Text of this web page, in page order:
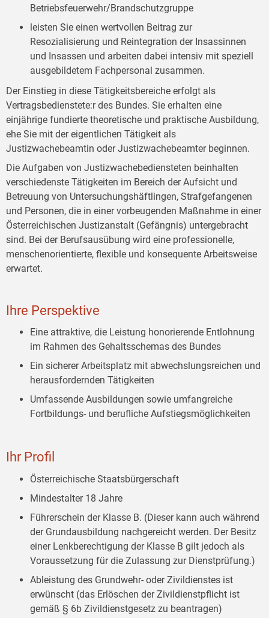
Betriebsfeuerwehr/Brandschutzgruppe
leisten Sie einen wertvollen Beitrag zur
Resozialisierung und Reintegration der Insassinnen
und Insassen und arbeiten dabei intensiv mit speziell
ausgebildetem Fachpersonal zusammen.
Der Einstieg in diese Tätigkeitsbereiche erfolgt als
Vertragsbedienstete:r des Bundes. Sie erhalten eine
einjährige fundierte theoretische und praktische Ausbildung,
ehe Sie mit der eigentlichen Tätigkeit als
Justizwachebeamtin oder Justizwachebeamter beginnen.
Die Aufgaben von Justizwachebediensteten beinhalten
verschiedenste Tätigkeiten im Bereich der Aufsicht und
Betreuung von Untersuchungshäftlingen, Strafgefangenen
und Personen, die in einer vorbeugenden Maßnahme in einer
Österreichischen Justizanstalt (Gefängnis) untergebracht
sind. Bei der Berufsausübung wird eine professionelle,
menschenorientierte, flexible und konsequente Arbeitsweise
erwartet.
Ihre Perspektive
Eine attraktive, die Leistung honorierende Entlohnung
im Rahmen des Gehaltsschemas des Bundes
Ein sicherer Arbeitsplatz mit abwechslungsreichen und
herausfordernden Tätigkeiten
Umfassende Ausbildungen sowie umfangreiche
Fortbildungs- und berufliche Aufstiegsmöglichkeiten
Ihr Profil
Österreichische Staatsbürgerschaft
Mindestalter 18 Jahre
Führerschein der Klasse B. (Dieser kann auch während
der Grundausbildung nachgereicht werden. Der Besitz
einer Lenkberechtigung der Klasse B gilt jedoch als
Voraussetzung für die Zulassung zur Dienstprüfung.)
Ableistung des Grundwehr- oder Zivildienstes ist
erwünscht (das Erlöschen der Zivildienstpflicht ist
gemäß § 6b Zivildienstgesetz zu beantragen)